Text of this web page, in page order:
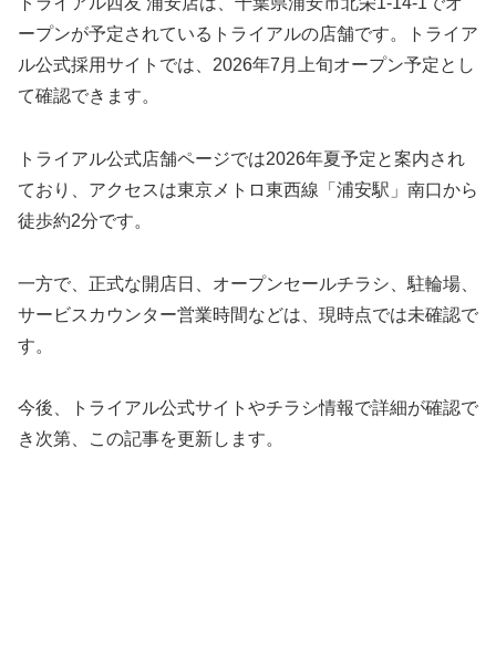
ープンが予定されているトライアルの店舗です。トライア
ル公式採用サイトでは、2026年7月上旬オープン予定とし
て確認できます。
トライアル公式店舗ページでは2026年夏予定と案内され
ており、アクセスは東京メトロ東西線「浦安駅」南口から
徒歩約2分です。
一方で、正式な開店日、オープンセールチラシ、駐輪場、
サービスカウンター営業時間などは、現時点では未確認で
す。
今後、トライアル公式サイトやチラシ情報で詳細が確認で
き次第、この記事を更新します。